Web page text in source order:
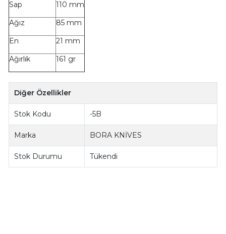
Sap
110 mm
Ağız
85 mm
En
21 mm
Ağırlık
161 gr
Diğer Özellikler
Stok Kodu -5B
Marka BORA KNİVES
Stok Durumu Tükendi